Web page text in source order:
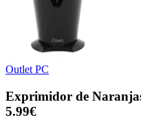
Outlet PC
Exprimidor de
5.99€